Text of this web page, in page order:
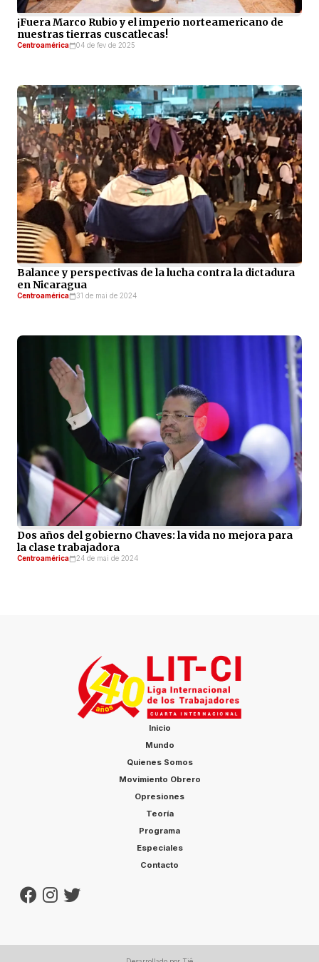
¡Fuera Marco Rubio y el imperio norteamericano de
nuestras tierras cuscatlecas!
Centroamérica 04 de fev de 2025
Balance y perspectivas de la lucha contra la dictadura
en Nicaragua
Centroamérica 31 de mai de 2024
Dos años del gobierno Chaves: la vida no mejora para
la clase trabajadora
Centroamérica 24 de mai de 2024
Inicio
Mundo
Quienes Somos
Movimiento Obrero
Opresiones
Teoría
Programa
Especiales
Contacto